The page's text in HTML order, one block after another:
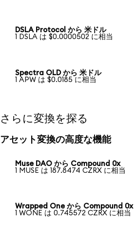
DSLA Protocol から 米ドル
1 DSLA は $0.0000502 に相当
Spectra OLD から 米ドル
1 APW は $0.0185 に相当
さらに変換を探る
アセット変換の高度な機能
Muse DAO から Compound 0x
1 MUSE は 187.8474 CZRX に相当
Wrapped One から Compound 0x
1 WONE は 0.745572 CZRX に相当